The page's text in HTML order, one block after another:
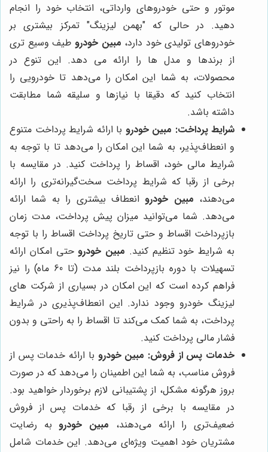
موتور و حتی خودروهای وارداتی، انتخاب خود را انجام
دهید. در حالی که "بهمن لیزینگ" تمرکز بیشتری بر
خودروهای تولیدی خود دارد، مبین خودرو طیف وسیع تری
از برندها و مدل ها را ارائه می دهد. این تنوع در
محصولات، به شما این امکان را می‌دهد تا خودرویی را
انتخاب کنید که دقیقا با نیازها و سلیقه شما مطابقت
داشته باشد.
شرایط پرداخت: مبین خودرو با ارائه شرایط پرداخت متنوع
و انعطاف‌پذیر، به شما این امکان را می‌دهد تا با توجه به
شرایط مالی خود، اقساط را پرداخت کنید. در مقایسه با
برخی از رقبا که شرایط پرداخت سخت‌گیرانه‌تری را ارائه
می‌دهند، مبین خودروانعطاف بیشتری را به شما ارائه
می‌دهد. شما می‌توانید میزان پیش پرداخت، مدت زمان
بازپرداخت اقساط و حتی تاریخ پرداخت اقساط را با توجه
به شرایط خود تنظیم کنید. مبین خودروحتی امکان ارائه
تسهیلات با دوره بازپرداخت بلند مدت (تا 60 ماه) را نیز
فراهم کرده است که این امکان در بسیاری از شرکت های
لیزینگ خودرو وجود ندارد. این انعطاف‌پذیری در شرایط
پرداخت، به شما کمک می‌کند تا اقساط را به راحتی و بدون
فشار مالی پرداخت کنید.
خدمات پس از فروش: مبین خودرو با ارائه خدمات پس از
فروش مناسب، به شما این اطمینان را می‌دهد که در صورت
بروز هرگونه مشکل، از پشتیبانی لازم برخوردار خواهید بود.
در مقایسه با برخی از رقبا که خدمات پس از فروش
ضعیف‌تری را ارائه می‌دهند، مبین خودروبه رضایت
مشتریان خود اهمیت ویژه‌ای می‌دهد. این خدمات شامل